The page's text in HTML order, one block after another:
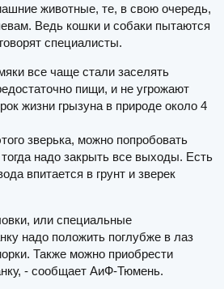
животные, те, в свою очередь,
Ведь кошки и собаки пытаются
специалисты.
все чаще стали заселять
пищи, и не угрожают
жизни грызуна в природе около 4
зверька, можно попробовать
надо закрыть все выходы. Есть
впитается в грунт и зверек
или специальные
надо положить поглубже в лаз
Также можно приобрести
- сообщает АиФ-Тюмень.